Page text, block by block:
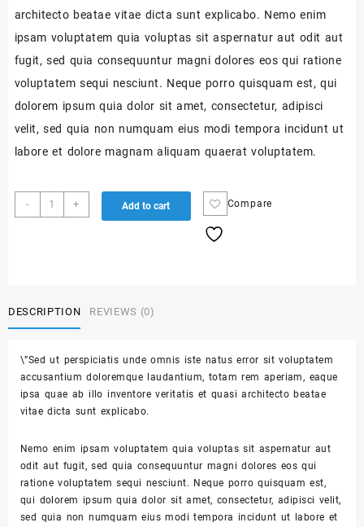
architecto beatae vitae dicta sunt explicabo. Nemo enim
ipsam voluptatem quia voluptas sit aspernatur aut odit aut
fugit, sed quia consequuntur magni dolores eos qui ratione
voluptatem sequi nesciunt. Neque porro quisquam est, qui
dolorem ipsum quia dolor sit amet, consectetur, adipisci
velit, sed quia non numquam eius modi tempora incidunt ut
labore et dolore magnam aliquam quaerat voluptatem.
- + Add to cart Compare
DESCRIPTION REVIEWS (0)
\”Sed ut perspiciatis unde omnis iste natus error sit voluptatem
accusantium doloremque laudantium, totam rem aperiam, eaque
ipsa quae ab illo inventore veritatis et quasi architecto beatae
vitae dicta sunt explicabo.
Nemo enim ipsam voluptatem quia voluptas sit aspernatur aut
odit aut fugit, sed quia consequuntur magni dolores eos qui
ratione voluptatem sequi nesciunt. Neque porro quisquam est,
qui dolorem ipsum quia dolor sit amet, consectetur, adipisci velit,
sed quia non numquam eius modi tempora incidunt ut labore et